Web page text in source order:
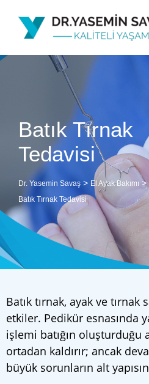
Batık Tırnak
Tedavisi
Dr. Yasemin Savaş > El Ayak Bakımı >
Batık Tırnak Tedavisi
Batık tırnak, ayak ve tırnak
etkiler. Pedikür esnasında
işlemi batığın oluşturduğu
ortadan kaldırır; ancak
büyük sorunların alt